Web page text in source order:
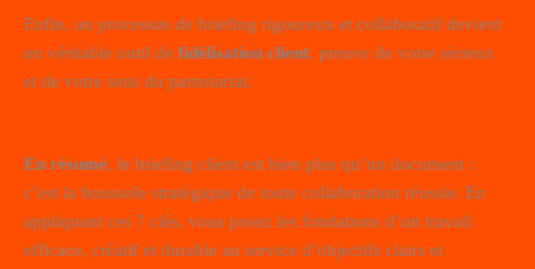
Enfin, un processus de briefing rigoureux et collaboratif devient
un véritable outil de fidélisation client, preuve de votre sérieux
et de votre sens du partenariat.
En résumé, le briefing client est bien plus qu’un document :
c’est la boussole stratégique de toute collaboration réussie. En
appliquant ces 7 clés, vous posez les fondations d’un travail
efficace, créatif et durable au service d’objectifs clairs et